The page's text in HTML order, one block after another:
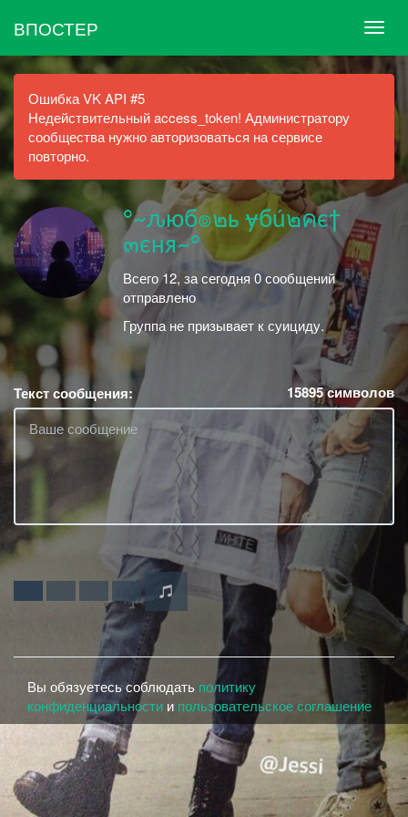
ВПОСТЕР
Ошибка VK API #5
Недействительный access_token! Администратору
сообщества нужно авторизоваться на сервисе
повторно.
°~ԉюб๏๒ь ɏбú๒คєϯ
๓єня~°
Всего 12, за сегодня 0 сообщений
отправлено
Группа не призывает к суициду.
Текст сообщения: 15895символов
Вы обязуетесь соблюдать политику
конфиденциальности и пользовательское соглашение